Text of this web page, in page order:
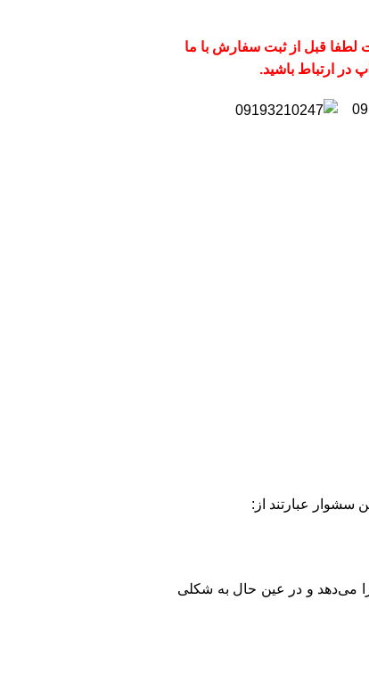
لطفا قبل از ثبت سفارش با ما
در ارتباط باشید.
سشوار عبارتند از:
خشک کردن سریع‌تر موها را می‌دهد و در عین حال به شکلی